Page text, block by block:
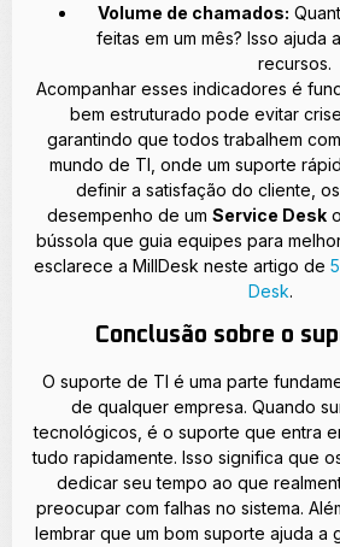
Volume de chamados:
feitas em um mês? Isso ajuda
recursos.
Acompanhar esses indicadores é
bem estruturado pode evitar
garantindo que todos trabalhem
mundo de TI, onde um suporte
definir a satisfação do cliente,
desempenho de um Service Desk
bússola que guia equipes para
esclarece a MillDesk neste artigo de
Desk.
Conclusão sobre o
O suporte de TI é uma parte
de qualquer empresa. Quando
tecnológicos, é o suporte que entra
tudo rapidamente. Isso significa que
dedicar seu tempo ao que
preocupar com falhas no sistema.
lembrar que um bom suporte ajuda a